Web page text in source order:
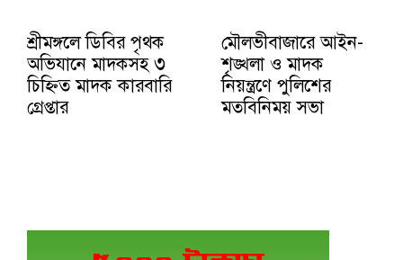
শ্রীমঙ্গলে ডিবির পৃথক
অভিযানে মাদকসহ ৩
চিহ্নিত মাদক কারবারি
গ্রেপ্তার
মৌলভীবাজারে আইন-
শৃঙ্খলা ও মাদক
নিয়ন্ত্রণে পুলিশের
মতবিনিময় সভা